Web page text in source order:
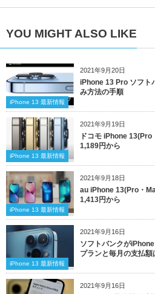
YOU MIGHT ALSO LIKE
2021年9月20日
iPhone 13 最新情報
iPhone 13 Pro ソフト
み方法の手順
2021年9月19日
iPhone 13 最新情報
ドコモ iPhone
1,189円から
2021年9月18日
iPhone 13 最新情報
au iPhone 13(Pro・
1,413円から
2021年9月16日
iPhone 13 最新情報
ソフトバンクが
プランと毎月の支払額
2021年9月16日